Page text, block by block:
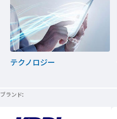
テクノロジー
ブランド